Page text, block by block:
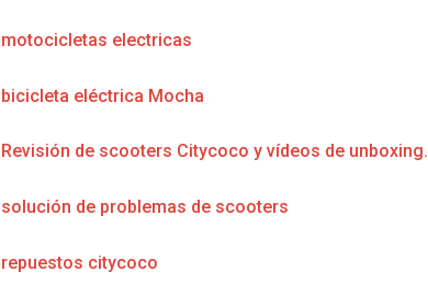
motocicletas electricas
bicicleta eléctrica Mocha
Revisión de scooters Citycoco y vídeos de unboxing.
solución de problemas de scooters
repuestos citycoco